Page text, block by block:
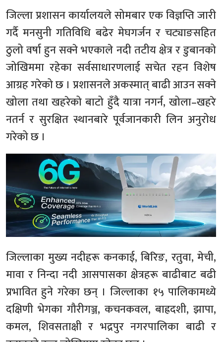
जिल्ला प्रशासन कार्यालयले सोमबार एक विज्ञप्ति जारी
गर्दै मनसुनी गतिविधि बढेर मेघगर्जन र चट्याङसहित
ठुलो वर्षा हुन सक्ने भएकाले नदी तटीय क्षेत्र र डुबानको
जोखिममा रहेका सर्वसाधारणलाई सचेत रहन विशेष
आग्रह गरेको छ । प्रशासनले अकस्मात् बाढी आउन सक्ने
खोला तथा खहरेको बाटो हुँदै यात्रा नगर्न, खोला–खहरे
नतर्न र सुरक्षित स्थानबारे पूर्वजानकारी लिन अनुरोध
गरेको छ ।
जिल्लाका मुख्य नदीहरू कनकाई, बिरिङ, रतुवा, मेची,
मावा र निन्दा नदी आसपासका क्षेत्रहरू बाढीबाट बढी
प्रभावित हुने गरेका छन् । जिल्लाका १५ पालिकामध्ये
दक्षिणी भेगका गौरीगञ्ज, कचनकवल, बाह्रदशी, झापा,
कमल, शिवसताक्षी र भद्रपुर नगरपालिका बाढी र